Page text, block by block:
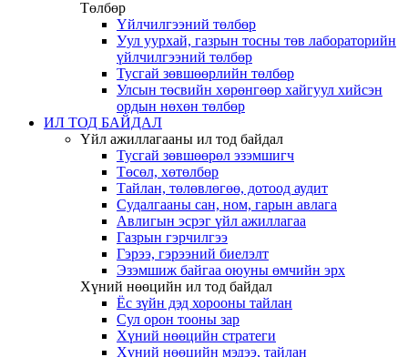
Төлбөр
Үйлчилгээний төлбөр
Уул уурхай, газрын тосны төв лабораторийн
үйлчилгээний төлбөр
Тусгай зөвшөөрлийн төлбөр
Улсын төсвийн хөрөнгөөр хайгуул хийсэн
ордын нөхөн төлбөр
ИЛ ТОД БАЙДАЛ
Үйл ажиллагааны ил тод байдал
Тусгай зөвшөөрөл эзэмшигч
Төсөл, хөтөлбөр
Тайлан, төлөвлөгөө, дотоод аудит
Судалгааны сан, ном, гарын авлага
Авлигын эсрэг үйл ажиллагаа
Газрын гэрчилгээ
Гэрээ, гэрээний биелэлт
Эзэмшиж байгаа оюуны өмчийн эрх
Хүний нөөцийн ил тод байдал
Ёс зүйн дэд хорооны тайлан
Сул орон тооны зар
Хүний нөөцийн стратеги
Хүний нөөцийн мэдээ, тайлан